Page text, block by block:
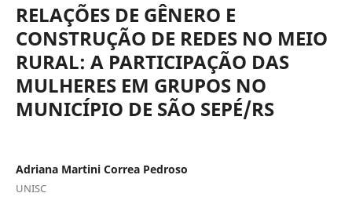
RELAÇÕES DE GÊNERO E
CONSTRUÇÃO DE REDES NO MEIO
RURAL: A PARTICIPAÇÃO DAS
MULHERES EM GRUPOS NO
MUNICÍPIO DE SÃO SEPÉ/RS
Adriana Martini Correa Pedroso
UNISC